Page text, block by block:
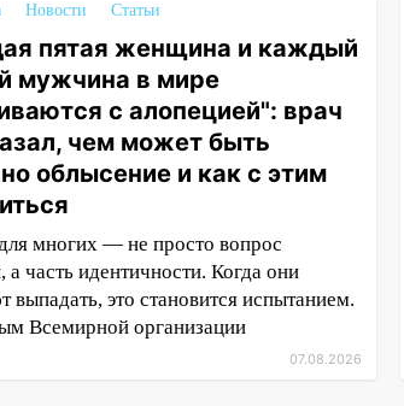
Новости Статьи
пятая женщина и каждый
мужчина в мире
с алопецией": врач
чем может быть
облысение и как с этим
многих — не просто вопрос
а часть идентичности. Когда они
выпадать, это становится испытанием.
Всемирной организации
07.08.2026